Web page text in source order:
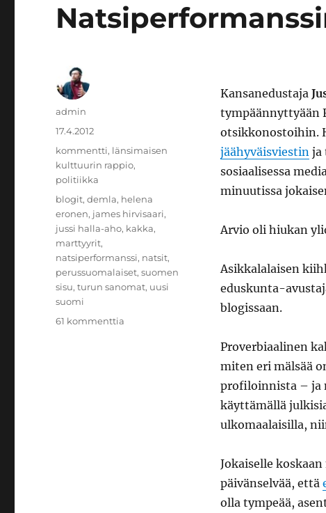
Kansanedustaja
tympäännyttyään
otsikkonostoihin.
jäähyväisviestinja
sosiaalisessa
minuutissa
Arvio oli hiukan
Asikkalalaisen
eduskunta-
blogissaan.
Proverbiaalinen
miten eri mälsää
profiloinnista – ja
käyttämällä
ulkomaalaisilla,
Jokaiselle
päivänselvää, että
olla tympeää,
Kirjoittaja
admin
Julkaistu
17.4.2012
Kategoriat
kommentti, länsimaisen
kulttuurin rappio,
politiikka
Avainsanat
blogit,demla, helena
eronen, james hirvisaari,
jussi halla-aho, kakka,
marttyyrit,
natsiperformanssi, natsit,
perussuomalaiset,suomen
sisu,turun sanomat, uusi
suomi
61 kommenttia